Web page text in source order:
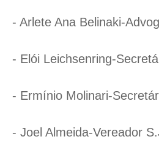
- Arlete Ana Belinaki-
- Elói Leichsenring-
- Ermínio Molinari-
- Joel Almeida-Vereador